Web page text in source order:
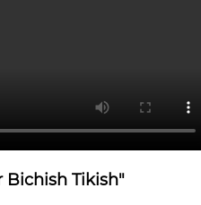
Bichish Tikish"